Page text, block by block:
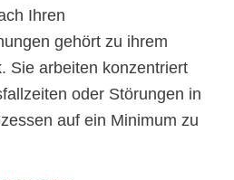
Ihren
gehört zu ihrem
Sie arbeiten konzentriert
oder Störungen in
auf ein Minimum zu